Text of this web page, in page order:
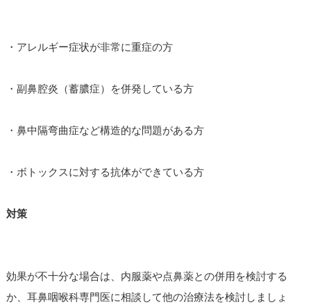
・アレルギー症状が非常に重症の方
・副鼻腔炎（蓄膿症）を併発している方
・鼻中隔弯曲症など構造的な問題がある方
・ボトックスに対する抗体ができている方
対策
効果が不十分な場合は、内服薬や点鼻薬との併用を検討する
か、耳鼻咽喉科専門医に相談して他の治療法を検討しましょ